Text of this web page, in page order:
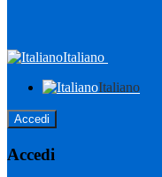
Italiano
Italiano
Accedi
Accedi